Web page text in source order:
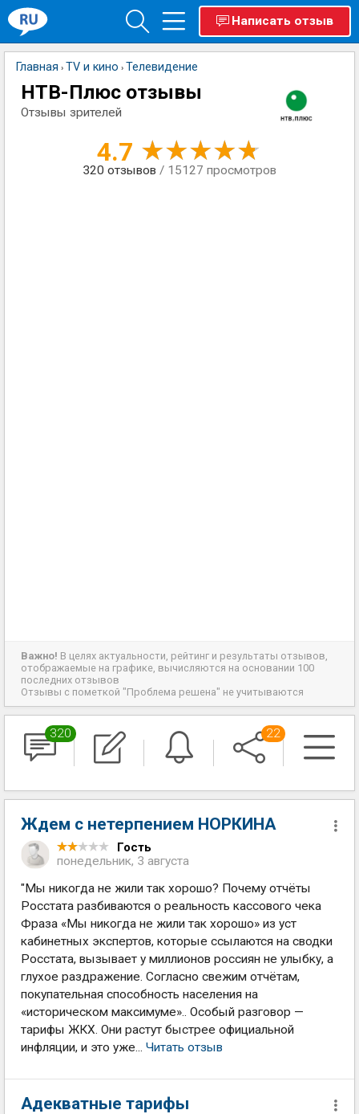
Написать отзыв
Главная › TV и кино › Телевидение
НТВ-Плюс отзывы
Отзывы зрителей
4.7
320 отзывов / 15127 просмотров
Важно! В целях актуальности, рейтинг и результаты отзывов,
отображаемые на графике, вычисляются на основании 100
последних отзывов
Отзывы с пометкой "Проблема решена" не учитываются
320 22
Ждем с нетерпением НОРКИНА
Гость
понедельник, 3 августа
"Мы никогда не жили так хорошо? Почему отчёты
Росстата разбиваются о реальность кассового чека
Фраза «Мы никогда не жили так хорошо» из уст
кабинетных экспертов, которые ссылаются на сводки
Росстата, вызывает у миллионов россиян не улыбку, а
глухое раздражение. Согласно свежим отчётам,
покупательная способность населения на
«историческом максимуме».. Особый разговор —
тарифы ЖКХ. Они растут быстрее официальной
инфляции, и это уже... Читать отзыв
Адекватные тарифы